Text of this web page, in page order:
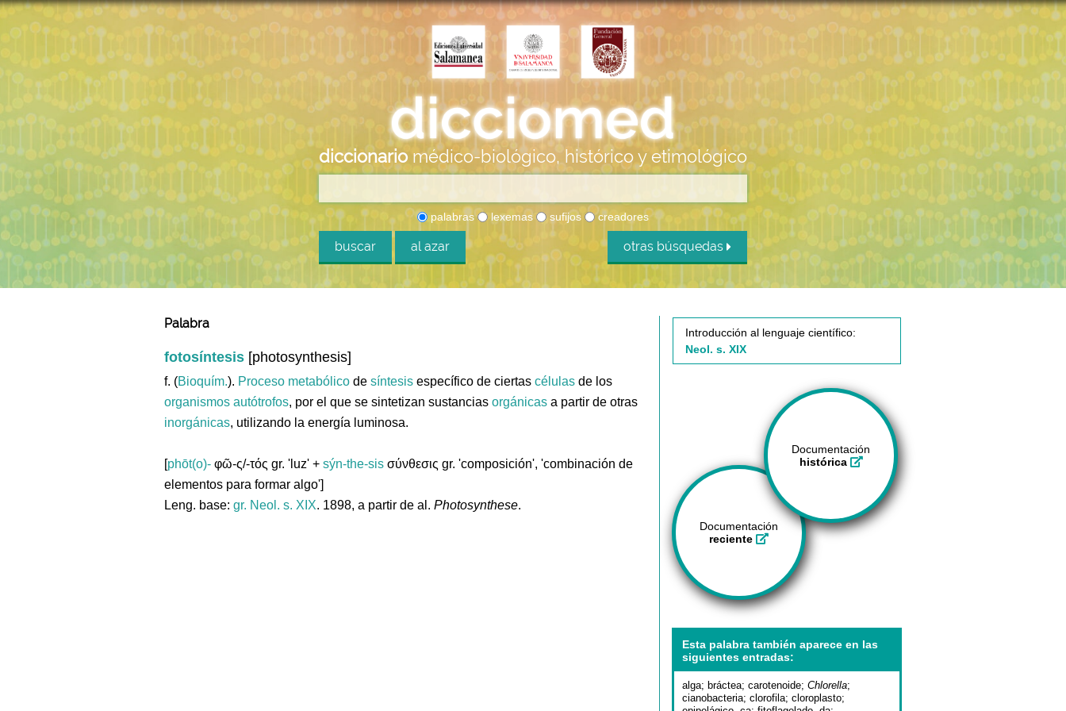
diccionario médico-biológico, histórico y etimológico
palabras lexemas sufijos creadores
buscar al azar otras búsquedas
Palabra
fotosíntesis [photosynthesis]
f. (Bioquím.). Proceso metabólico de síntesis específico de ciertas células de los
organismos autótrofos, por el que se sintetizan sustancias orgánicas a partir de otras
inorgánicas, utilizando la energía luminosa.
[phōt(o)- φῶ-ς/-τός gr. 'luz' + sýn-the-sis σύνθεσις gr. 'composición', 'combinación de
elementos para formar algo']
Leng. base: gr. Neol. s. XIX. 1898, a partir de al. Photosynthese.
Introducción al lenguaje científico:
Neol. s. XIX
Documentación
histórica
Documentación
reciente
Esta palabra también aparece en las
siguientes entradas:
alga; bráctea; carotenoide; Chlorella;
cianobacteria; clorofila; cloroplasto;